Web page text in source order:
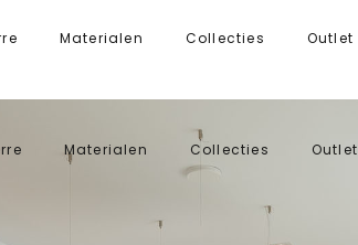
Materialen Collecties Outlet
Materialen Collecties Outlet